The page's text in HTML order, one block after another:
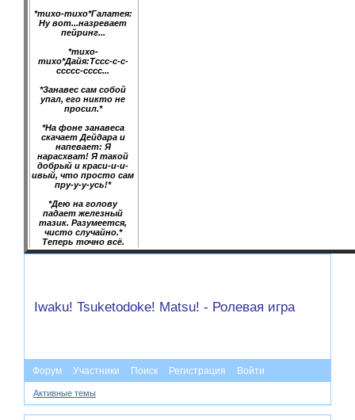
*тихо-тихо*Галатея:
Ну вот...назревает
пейринг...
*тихо-
тихо*Дайя:Тссс-с-с-
ссссс-сссс...
*Занавес сам собой
упал, его никто не
просил.*
*На фоне занавеса
скачает Дейдара и
напевает: Я
нарасхват! Я такой
добрый и краси-и-и-
ивый, что просто сам
пру-у-у-усь!*
*Дею на голову
падает железный
тазик. Разумеется,
чисто случайно.*
Теперь точно всё.
Iwaku! Tsuketodoke! Matsu! - Ролевая игра
Форум Участники Поиск Регистрация Войти
Активные темы